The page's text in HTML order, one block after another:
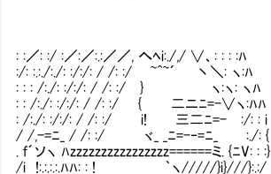
: :／: :/ :／:／:.:／／, へﾍi:./,/ ∨、: : : :ﾊ
:/: :.:./:./: :/:/: / /: :/ ~^~´ 丶＼: ヽ:ﾊ
: : : /:./: :/:/: / /: :/ } ヽ:ヽ: ヽﾊ
: : /:./: :/:/: / /: :/ { 二ニﾆ=-∨ヽ:ﾊﾊ
: /:./: :/:/: / /: :/ i! 三二ﾆ=-Ⅴ:/: : i
/ /,-=ﾆ_ / /: :/ ヾ_ _ﾆ=-‐=ﾆ_ Ⅴ:./: {
. f´ソヽ ﾊzzzzzzzzzzzzzzzz======ミ. {ﾆV: : :}
/i !:.:.:.:.ﾊﾊ: : ! ｀ヽ/////}i}///}:.:/